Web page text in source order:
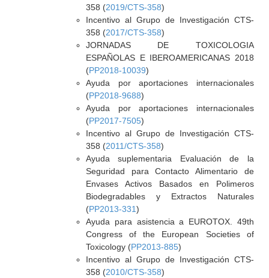
358 (2019/CTS-358)
Incentivo al Grupo de Investigación CTS-
358 (2017/CTS-358)
JORNADAS DE TOXICOLOGIA
ESPAÑOLAS E IBEROAMERICANAS 2018
(PP2018-10039)
Ayuda por aportaciones internacionales
(PP2018-9688)
Ayuda por aportaciones internacionales
(PP2017-7505)
Incentivo al Grupo de Investigación CTS-
358 (2011/CTS-358)
Ayuda suplementaria Evaluación de la
Seguridad para Contacto Alimentario de
Envases Activos Basados en Polimeros
Biodegradables y Extractos Naturales
(PP2013-331)
Ayuda para asistencia a EUROTOX. 49th
Congress of the European Societies of
Toxicology (PP2013-885)
Incentivo al Grupo de Investigación CTS-
358 (2010/CTS-358)